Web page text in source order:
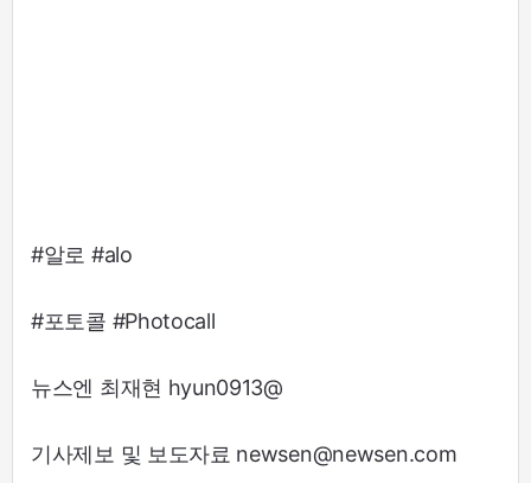
#알로 #alo
#포토콜 #Photocall
뉴스엔 최재현 hyun0913@
기사제보 및 보도자료 newsen@newsen.com